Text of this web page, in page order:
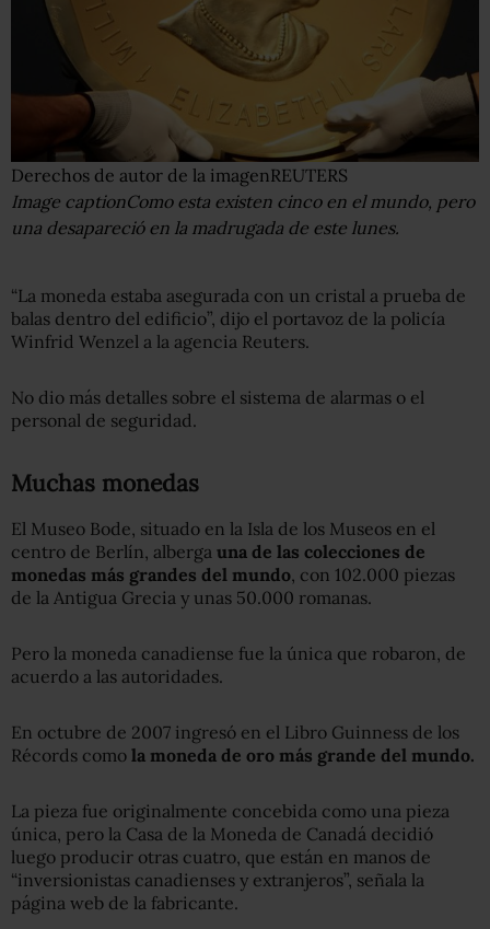
Derechos de autor de la imagenREUTERS
Image captionComo esta existen cinco en el mundo, pero
una desapareció en la madrugada de este lunes.
“La moneda estaba asegurada con un cristal a prueba de
balas dentro del edificio”, dijo el portavoz de la policía
Winfrid Wenzel a la agencia Reuters.
No dio más detalles sobre el sistema de alarmas o el
personal de seguridad.
Muchas monedas
El Museo Bode, situado en la Isla de los Museos en el
centro de Berlín, alberga una de las colecciones de
monedas más grandes del mundo , con 102.000 piezas
de la Antigua Grecia y unas 50.000 romanas.
Pero la moneda canadiense fue la única que robaron, de
acuerdo a las autoridades.
En octubre de 2007 ingresó en el Libro Guinness de los
Récords como la moneda de oro más grande del mundo.
La pieza fue originalmente concebida como una pieza
única, pero la Casa de la Moneda de Canadá decidió
luego producir otras cuatro, que están en manos de
“inversionistas canadienses y extranjeros”, señala la
página web de la fabricante.